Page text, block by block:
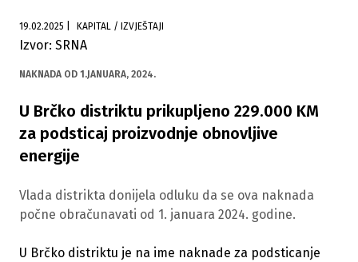
19.02.2025 KAPITAL / IZVJEŠTAJI
Izvor: SRNA
NAKNADA OD 1.JANUARA, 2024.
U Brčko distriktu prikupljeno 229.000 KM
za podsticaj proizvodnje obnovljive
energije
Vlada distrikta donijela odluku da se ova naknada
počne obračunavati od 1. januara 2024. godine.
U Brčko distriktu je na ime naknade za podsticanje